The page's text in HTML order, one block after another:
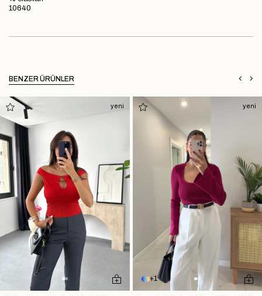
10640
BENZER ÜRÜNLER
yeni
1
yeni